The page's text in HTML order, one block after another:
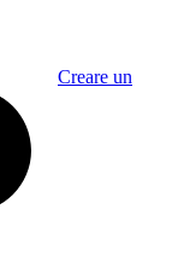
Creare un